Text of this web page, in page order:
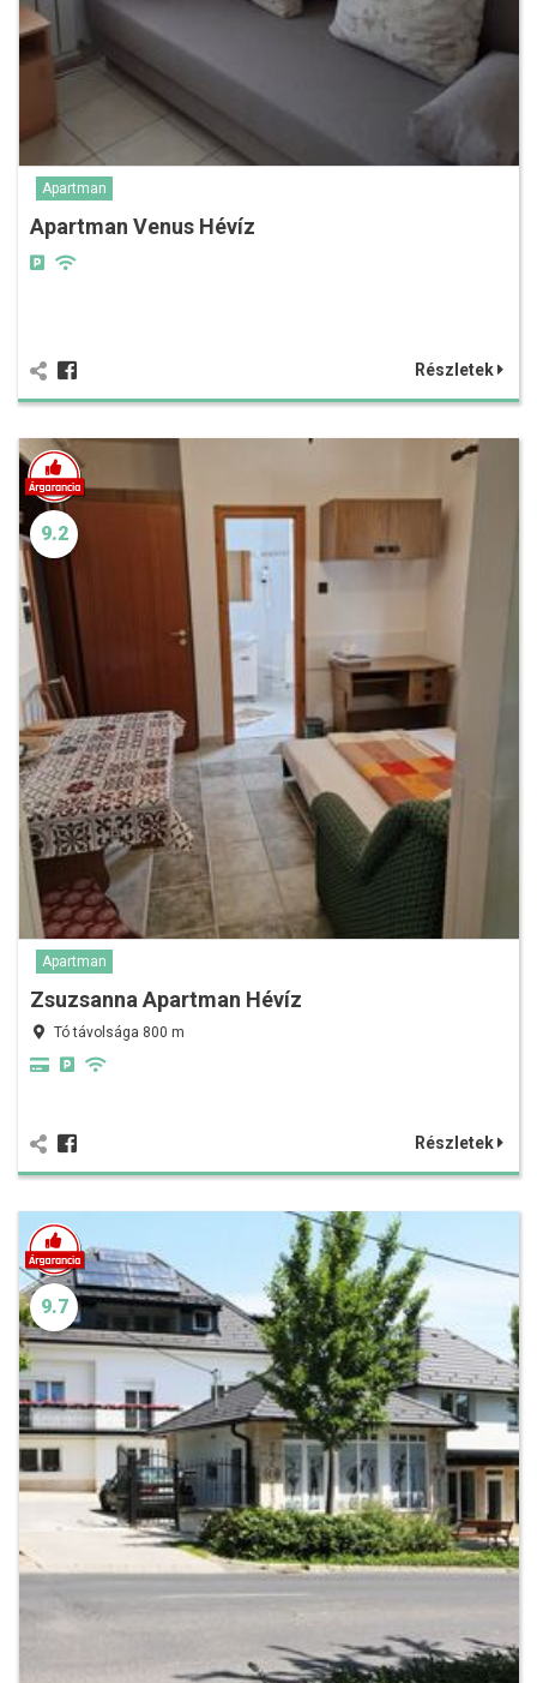
Apartman
Apartman Venus Hévíz
Részletek
9.2
Apartman
Zsuzsanna Apartman Hévíz
Tó távolsága 800 m
Részletek
9.7